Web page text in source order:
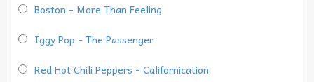
Boston - More Than Feeling
Iggy Pop - The Passenger
Red Hot Chili Peppers - Californication